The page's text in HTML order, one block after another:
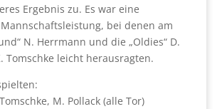
Ergebnis zu. Es war eine
bei denen am
N. Herrmann und die „Oldies“ D.
Tomschke leicht herausragten.
M. Pollack (alle Tor)